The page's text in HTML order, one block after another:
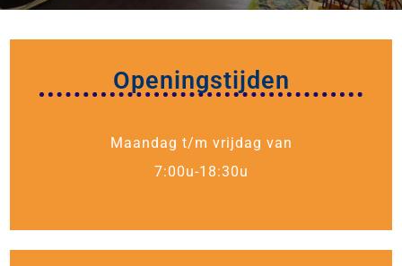
Openingstijden
Maandag t/m vrijdag van
7:00u-18:30u